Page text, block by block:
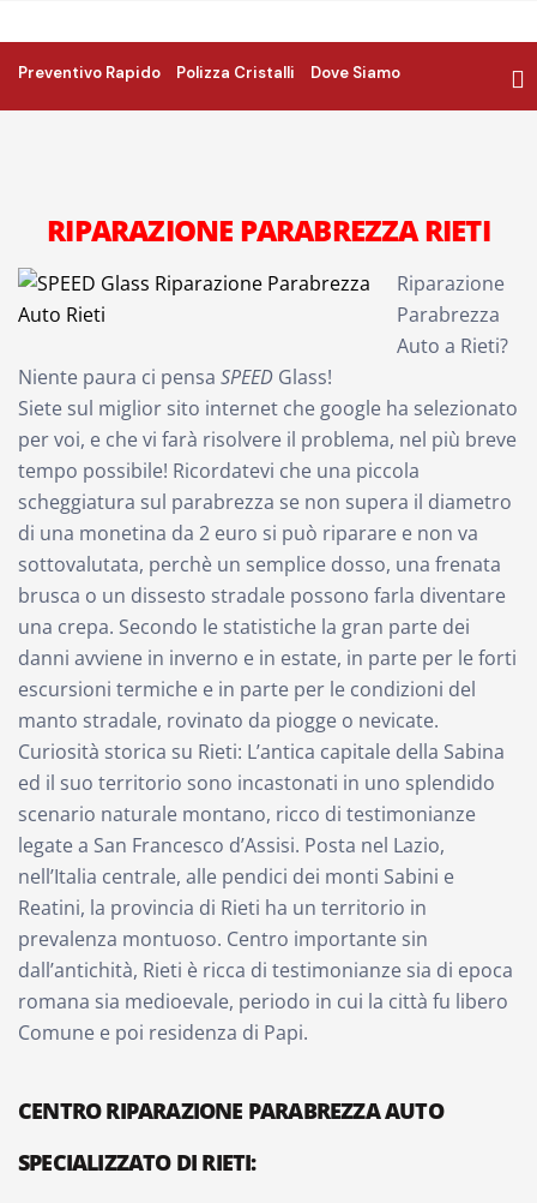
Preventivo Rapido Polizza Cristalli Dove Siamo
RIPARAZIONE PARABREZZA RIETI
Riparazione
Parabrezza
Auto a Rieti?
Niente paura ci pensa SPEED Glass!
Siete sul miglior sito internet che google ha selezionato
per voi, e che vi farà risolvere il problema, nel più breve
tempo possibile! Ricordatevi che una piccola
scheggiatura sul parabrezza se non supera il diametro
di una monetina da 2 euro si può riparare e non va
sottovalutata, perchè un semplice dosso, una frenata
brusca o un dissesto stradale possono farla diventare
una crepa. Secondo le statistiche la gran parte dei
danni avviene in inverno e in estate, in parte per le forti
escursioni termiche e in parte per le condizioni del
manto stradale, rovinato da piogge o nevicate.
Curiosità storica su Rieti: L’antica capitale della Sabina
ed il suo territorio sono incastonati in uno splendido
scenario naturale montano, ricco di testimonianze
legate a San Francesco d’Assisi. Posta nel Lazio,
nell’Italia centrale, alle pendici dei monti Sabini e
Reatini, la provincia di Rieti ha un territorio in
prevalenza montuoso. Centro importante sin
dall’antichità, Rieti è ricca di testimonianze sia di epoca
romana sia medioevale, periodo in cui la città fu libero
Comune e poi residenza di Papi.
CENTRO RIPARAZIONE PARABREZZA AUTO
SPECIALIZZATO DI RIETI: